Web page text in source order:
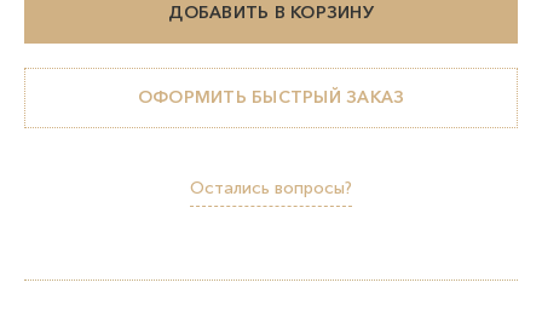
ДОБАВИТЬ В КОРЗИНУ
ОФОРМИТЬ БЫСТРЫЙ ЗАКАЗ
Остались вопросы?